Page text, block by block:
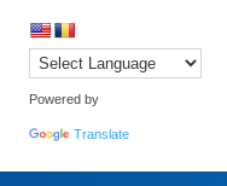
Powered by
Translate